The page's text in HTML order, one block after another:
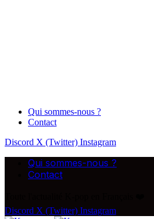
Qui sommes-nous ?
Contact
Discord X (Twitter) Instagram
Qui sommes-nous ?
Contact
Discord X (Twitter) Instagram